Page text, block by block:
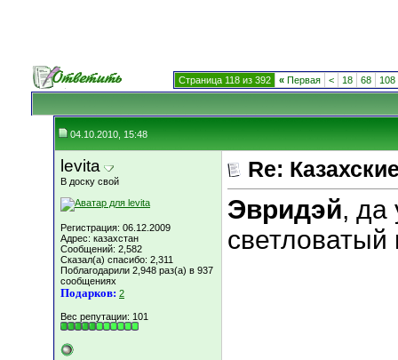
Страница 118 из 392 « Первая < 18 68 108
04.10.2010, 15:48
levita
В доску свой
Регистрация: 06.12.2009
Адрес: казахстан
Сообщений: 2,582
Сказал(а) спасибо: 2,311
Поблагодарили 2,948 раз(а) в 937
сообщениях
Подарков: 2
Вес репутации: 101
Re:
Эвридэй, да
светловатый